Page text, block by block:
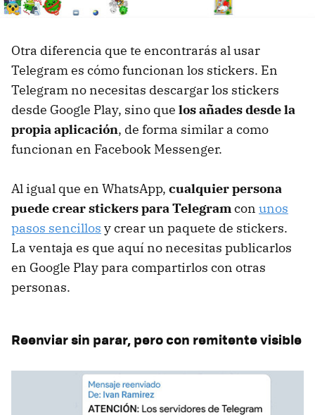
Otra diferencia que te encontrarás al usar
Telegram es cómo funcionan los stickers. En
Telegram no necesitas descargar los stickers
desde Google Play, sino que los añades desde la
propia aplicación, de forma similar a como
funcionan en Facebook Messenger.
Al igual que en WhatsApp, cualquier persona
puede crear stickers para Telegramcon unos
pasos sencillos y crear un paquete de stickers.
La ventaja es que aquí no necesitas publicarlos
en Google Play para compartirlos con otras
personas.
Reenviar sin parar, pero con remitente visible